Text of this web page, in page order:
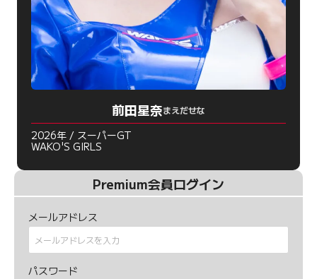
前田星奈まえだせな
2026年 / スーパーGT
WAKO'S GIRLS
Premium会員ログイン
メールアドレス
パスワード